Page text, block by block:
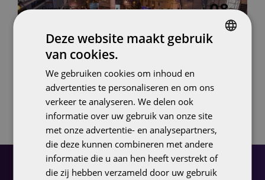
Event 08
OCT
Shopping Today 2026
Deze website maakt gebruik
van cookies.
We gebruiken cookies om inhoud en
advertenties te personaliseren en om ons
verkeer te analyseren. We delen ook
informatie over uw gebruik van onze site
met onze advertentie- en analysepartners,
die deze kunnen combineren met andere
informatie die u aan hen heeft verstrekt of
die zij hebben verzameld door uw gebruik